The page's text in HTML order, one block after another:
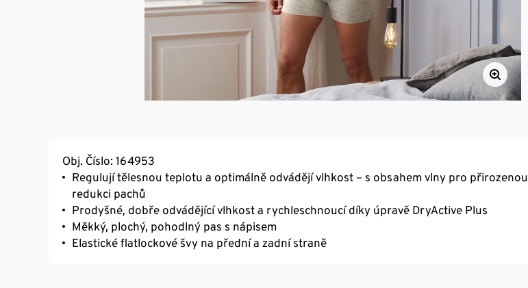
Obj. Číslo: 164953
Regulují tělesnou teplotu a optimálně odvádějí vlhkost – s obsahem vlny pro přirozenou
redukci pachů
Prodyšné, dobře odvádějící vlhkost a rychleschnoucí díky úpravě DryActive Plus
Měkký, plochý, pohodlný pas s nápisem
Elastické flatlockové švy na přední a zadní straně